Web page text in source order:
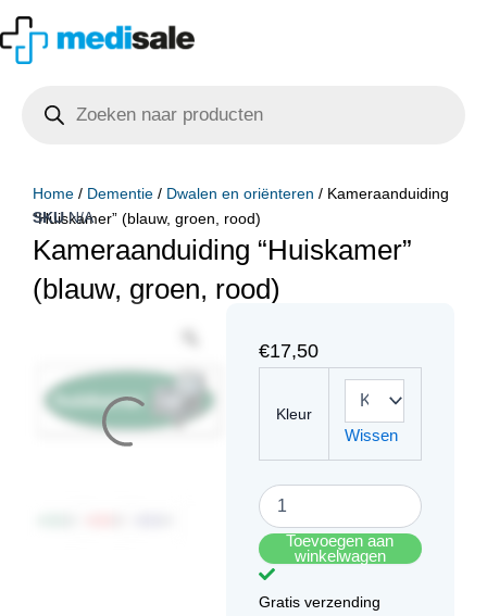
naar
de
zoeken
Home / Dementie / Dwalen en oriënteren / Kameraanduiding
“Huiskamer” (blauw, groen, rood)
SKUN/A
Kameraanduiding “Huiskamer”
(blauw, groen, rood)
€17,50
Kleur
Wissen
Kameraanduiding
(blauw,
rood)
aantal
Toevoegen aan
winkelwagen
Gratis verzending